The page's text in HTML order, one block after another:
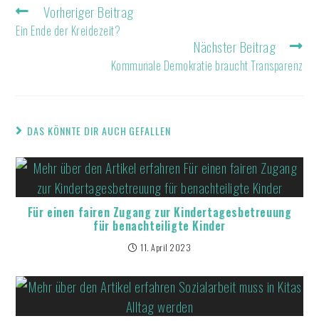
Vorheriger Beitrag
Ein Ende der Kreidezeit?
Nächster Beitrag
Kommunale Demokratie braucht Transparenz
DAS KÖNNTE DIR AUCH GEFALLEN
Für einen fairen Zugang zur Kindertagesbetreuung
für benachteiligte Kinder
11. April 2023